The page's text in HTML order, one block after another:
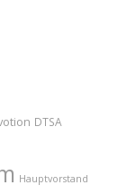
DTSA
Hauptvorstand